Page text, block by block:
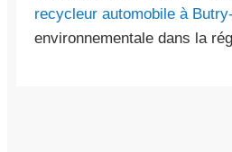
recycleur automobile à
environnementale dans la